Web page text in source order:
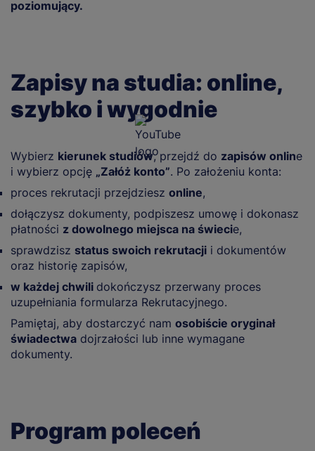
poziomujący.
Zapisy na studia: online,
szybko i wygodnie
Wybierz kierunek studiów, przejdź do zapisów online
i wybierz opcję „Załóż konto”. Po założeniu konta:
proces rekrutacji przejdziesz online,
dołączysz dokumenty, podpiszesz umowę i dokonasz
płatności z dowolnego miejsca na świecie,
sprawdzisz status swoich rekrutacji i dokumentów
oraz historię zapisów,
w każdej chwili dokończysz przerwany proces
uzupełniania formularza Rekrutacyjnego.
Pamiętaj, aby dostarczyć nam osobiście oryginał
świadectwa dojrzałości lub inne wymagane
dokumenty.
Program poleceń